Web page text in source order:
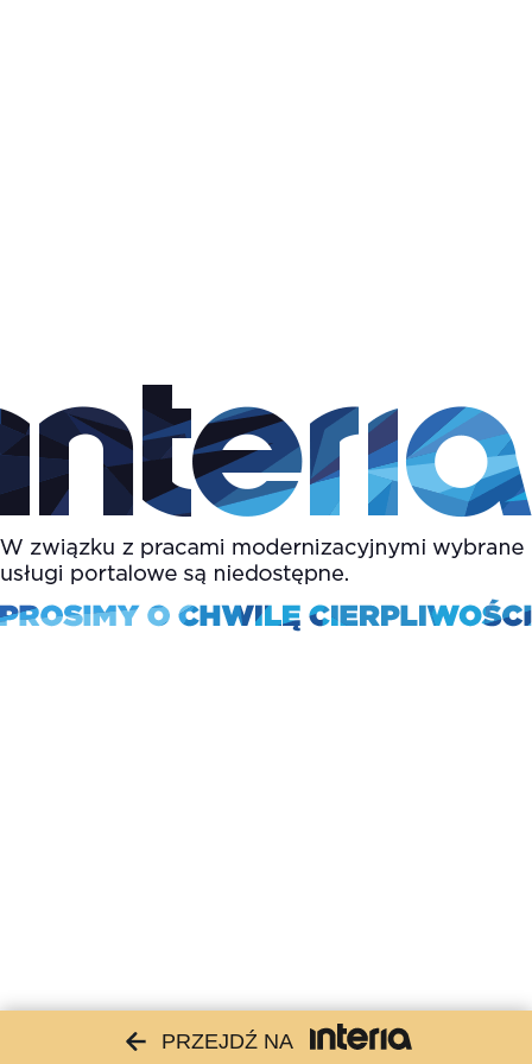
PRZEJDŹ NA